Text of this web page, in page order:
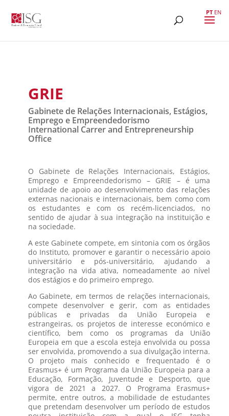
GRIE
Gabinete de Relações Internacionais, Estágios,
Emprego e Empreendedorismo
International Carrer and Entrepreneurship
Office
O Gabinete de Relações Internacionais, Estágios,
Emprego e Empreendedorismo – GRIE – é uma
unidade de apoio ao desenvolvimento das relações
externas nacionais e internacionais, bem como com
os estudantes e com os recém-licenciados, no
sentido de ajudar à sua integração na instituição e
na sociedade.
A este Gabinete compete, em sintonia com os órgãos
do Instituto, promover e garantir o necessário apoio
universitário e pós-universitário, ajudando a
integração na vida ativa, nomeadamente ao nível
dos estágios e do primeiro emprego.
Ao Gabinete, em termos de relações internacionais,
compete desenvolver e gerir, com as entidades
públicas e privadas da União Europeia e
estrangeiras, os projetos de interesse económico e
científico, bem como os programas da União
Europeia em que a escola esteja envolvida ou possa
ser envolvida, promovendo a sua divulgação interna.
O projeto mais conhecido e frequentado é o
Erasmus+ é um Programa da União Europeia para a
Educação, Formação, Juventude e Desporto, que
vigora de 2021 a 2027. O Programa Erasmus+
permite, entre outros, a mobilidade de estudantes
que pretendam desenvolver um período de estudos
PT EN